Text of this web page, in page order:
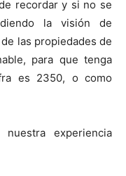
recordar y si no se
la visión de
las propiedades de
para que tenga
es 2350, o como
experiencia